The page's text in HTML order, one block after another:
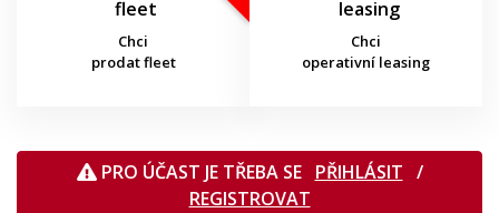
Chci
prodat fleet
Chci
operativní leasing
PRO ÚČAST JE TŘEBA SE PŘIHLÁSIT /
REGISTROVAT